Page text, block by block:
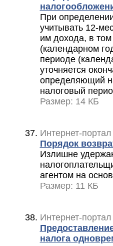
При
учитывать 12-
им дохода, в
(календарном
периоде
уточняется
определяющий
налоговый
Размер: 14 КБ
Интернет-
Порядок
Излишне
агентом на
Размер: 11 КБ
Интернет-
налога